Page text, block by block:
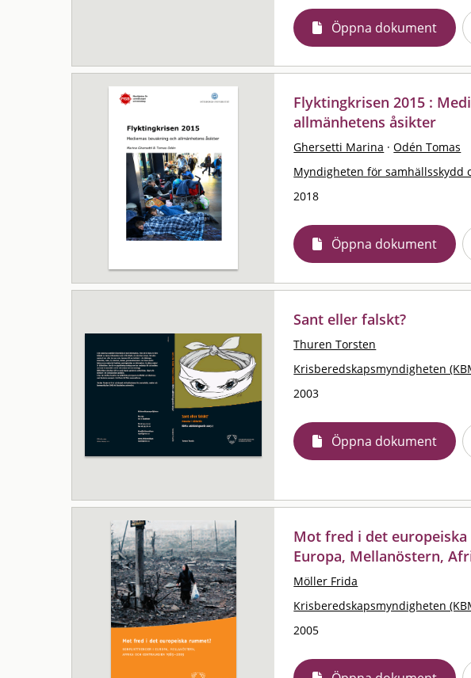
Öppna dokument
Flyktingkrisen 2015 :
allmänhetens åsikter
Ghersetti Marina · Odén Tomas
Myndigheten för samhällsskydd
2018
Öppna dokument
Sant eller falskt?
Thuren Torsten
Krisberedskapsmyndigheten
2003
Öppna dokument
Mot fred i det
Europa, Mellanöstern,
Möller Frida
Krisberedskapsmyndigheten
2005